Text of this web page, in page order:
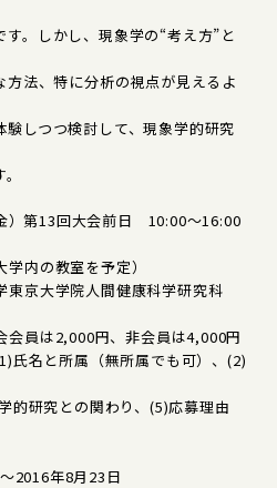
。しかし、現象学の“考え方”と
方法、特に分析の視点が見えるよ
しつつ検討して、現象学的研究
）第13回大会前日 10:00～16:00
学内の教室を予定）
東京大学院人間健康科学研究科
会員は2,000円、非会員は4,000円
氏名と所属（無所属でも可）、(2)
的研究との関わり、(5)応募理由
2016年8月23日